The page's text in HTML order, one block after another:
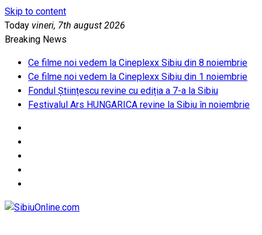
Skip to content
Today vineri, 7th august 2026
Breaking News
Ce filme noi vedem la Cineplexx Sibiu din 8 noiembrie
Ce filme noi vedem la Cineplexx Sibiu din 1 noiembrie
Fondul Științescu revine cu ediția a 7-a la Sibiu
Festivalul Ars HUNGARICA revine la Sibiu în noiembrie